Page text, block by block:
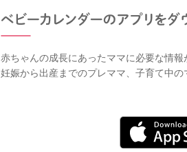
赤ちゃんの成長にあったママに必要な情報
妊娠から出産までのプレママ、子育て中